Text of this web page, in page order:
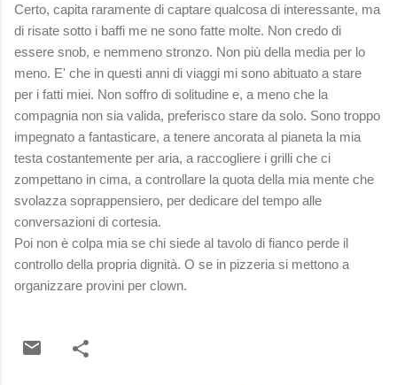
Certo, capita raramente di captare qualcosa di interessante, ma
di risate sotto i baffi me ne sono fatte molte. Non credo di
essere snob, e nemmeno stronzo. Non più della media per lo
meno. E' che in questi anni di viaggi mi sono abituato a stare
per i fatti miei. Non soffro di solitudine e, a meno che la
compagnia non sia valida, preferisco stare da solo. Sono troppo
impegnato a fantasticare, a tenere ancorata al pianeta la mia
testa costantemente per aria, a raccogliere i grilli che ci
zompettano in cima, a controllare la quota della mia mente che
svolazza soprappensiero, per dedicare del tempo alle
conversazioni di cortesia.
Poi non è colpa mia se chi siede al tavolo di fianco perde il
controllo della propria dignità. O se in pizzeria si mettono a
organizzare provini per clown.